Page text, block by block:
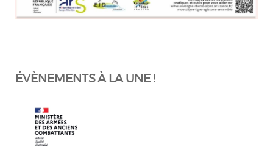
ÉVÈNEMENTS À LA UNE !